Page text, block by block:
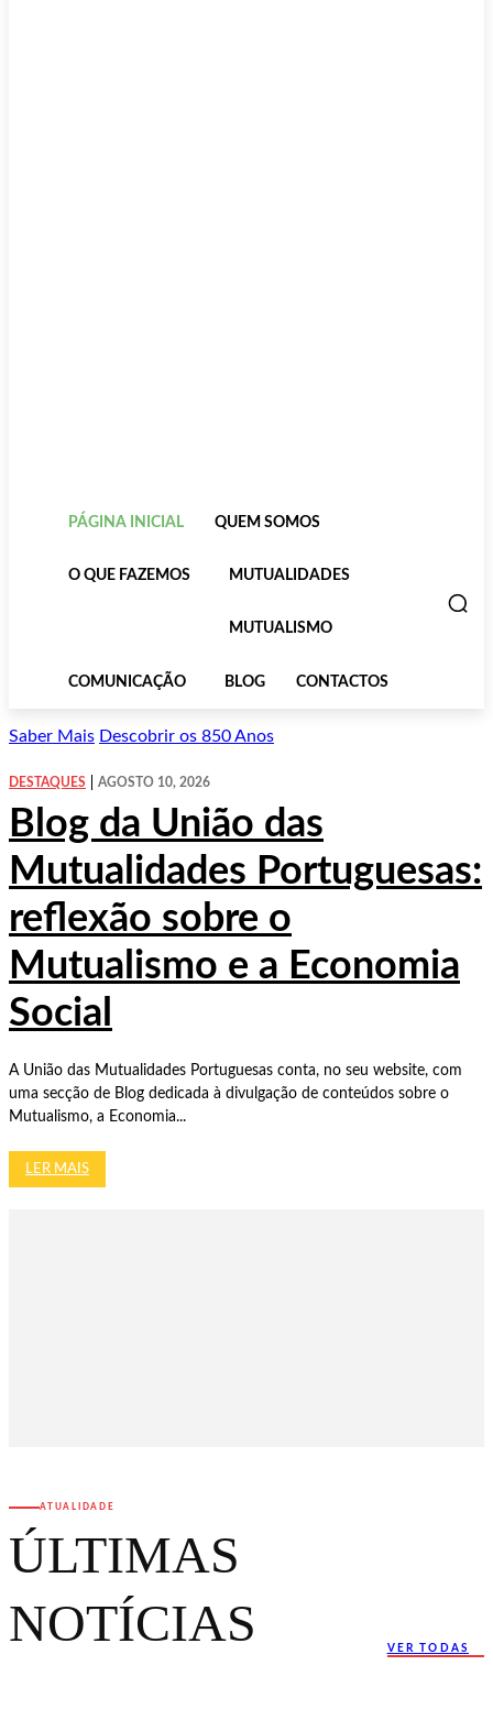
PÁGINA INICIAL QUEM SOMOS
O QUE FAZEMOS MUTUALIDADES
MUTUALISMO
COMUNICAÇÃO BLOG CONTACTOS
Saber Mais Descobrir os 850 Anos
DESTAQUES AGOSTO 10, 2026
Blog da União das
Mutualidades Portuguesas:
reflexão sobre o
Mutualismo e a Economia
Social
A União das Mutualidades Portuguesas conta, no seu website, com
uma secção de Blog dedicada à divulgação de conteúdos sobre o
Mutualismo, a Economia...
LER MAIS
ATUALIDADE
ÚLTIMAS
NOTÍCIAS
VER TODAS